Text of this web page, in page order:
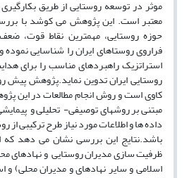
موثر در توسعه روستایی از طریق
معتبر است. این پژوهش می کوشد با
حوزه روستایی، مهمترین نقاط قوت،
فراروی روستاهای ایران را شناسایی
استراتزیک راهبردهای مناسب را برای
روستایی ایران تدوین نماید.پژوهش
کاوی است و روش انجام مطالعات در این
مبتنی بر روشهای توصیفی- تحلیلی و
داده ها و اطلاعات مورد نیاز طرح ترکیبی
باشد.نتایج این بررسی نشان می دهد که
ظرفیت سازی مدیران روستایی و نهادهای
اسلامی و سایر نهادهای و مدیران محلی) و